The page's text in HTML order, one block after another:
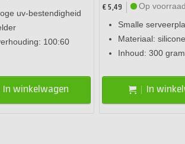
uv-bestendigheid
100:60
In winkelwagen
€ 5,49
Op voorraad
Smalle
Materiaal:
Inhoud: 300 gram
In